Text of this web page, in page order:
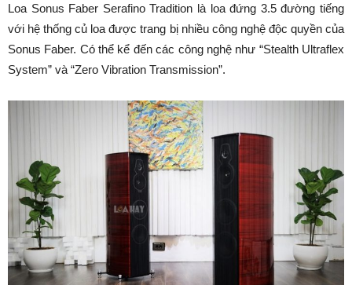
Loa Sonus Faber Serafino Tradition là loa đứng 3.5 đường tiếng
với hệ thống củ loa được trang bị nhiều công nghệ độc quyền của
Sonus Faber. Có thể kể đến các công nghệ như “Stealth Ultraflex
System” và “Zero Vibration Transmission”.